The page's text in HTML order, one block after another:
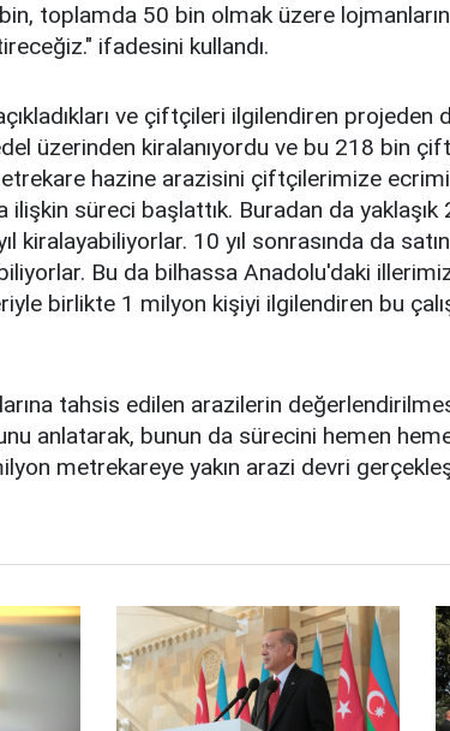
toplamda 50 bin olmak üzere lojmanların
ifadesini kullandı.
ve çiftçileri ilgilendiren projeden
üzerinden kiralanıyordu ve bu 218 bin
hazine arazisini çiftçilerimize
ilişkin süreci başlattık. Buradan da
kiralayabiliyorlar. 10 yıl sonrasında da
Bu da bilhassa Anadolu'daki
birlikte 1 milyon kişiyi ilgilendiren bu
tahsis edilen arazilerin
anlatarak, bunun da sürecini hemen
metrekareye yakın arazi devri